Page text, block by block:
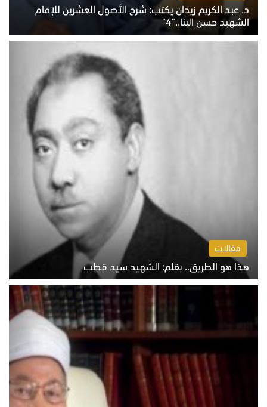
د. عبد الكريم زيدان يكتب: شرح الأصول العشرين للإمام
الشهيد حسن البنا.."4"
الخميس 6 أغسطس 2026 10:27 ص
مقالات
هذا هو الطريق.. بقلم: الشهيد سيد قطب
الخميس 6 أغسطس 2026 10:52 ص